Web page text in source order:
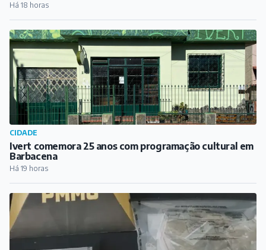
Há 18 horas
CIDADE
Ivert comemora 25 anos com programação cultural em
Barbacena
Há 19 horas